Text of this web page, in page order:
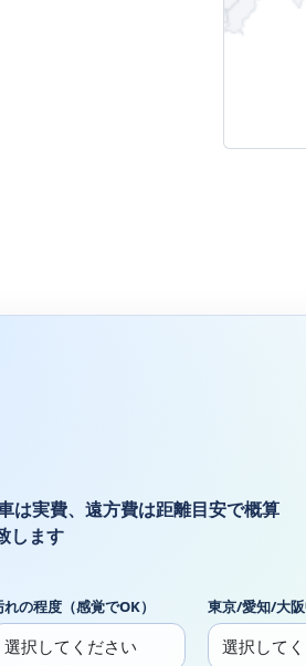
は実費、遠方費は距離目安で概算
します
れの程度（感覚でOK） 東京/愛知/大